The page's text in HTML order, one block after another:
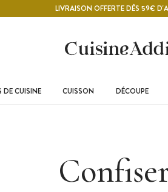
LIVRAISON OFFERTE DÈS 59€
DE CUISINE CUISSON DÉCOUPE